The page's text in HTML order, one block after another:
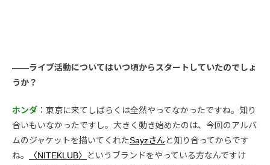
――ライブ活動についてはいつ頃からスタートしていたのでしょ
うか？
ホンダ ：東京に来てしばらくは全然やってなかったですね。知り
合いもいなかったですし。大きく動き始めたのは、今回のアルバ
ムのジャケットを描いてくれたSayzさん と知り合ってからです
ね。
〈NITEKLUB〉
というブランドをやっている方なんですけ